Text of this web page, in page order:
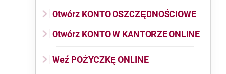
Otwórz KONTO OSZCZĘDNOŚCIOWE
Otwórz KONTO W KANTORZE ONLINE
Weź POŻYCZKĘ ONLINE